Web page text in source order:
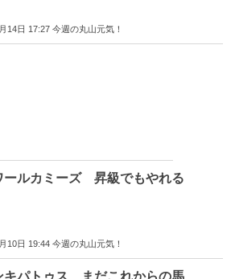
14日 17:27 今週の丸山元気！
ールカミーズ 昇級でもやれる
10日 19:44 今週の丸山元気！
キパトゥス まだこれからの馬